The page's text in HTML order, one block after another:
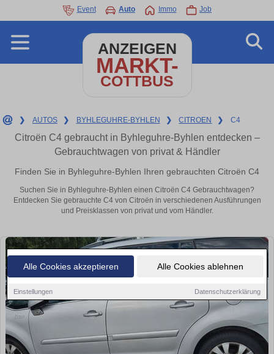
Alle Cookies akzeptieren Alle Cookies ablehnen
Einstellungen Datenschutzerklärung
Event Auto Immo Job
ANZEIGEN
MARKT-
COTTBUS
❯ AUTOS ❯ BYHLEGUHRE-BYHLEN ❯ CITROEN ❯ C4
Citroën C4 gebraucht in Byhleguhre-Byhlen entdecken –
Gebrauchtwagen von privat & Händler
Finden Sie in Byhleguhre-Byhlen Ihren gebrauchten Citroën C4
Suchen Sie in Byhleguhre-Byhlen einen Citroën C4 Gebrauchtwagen?
Entdecken Sie gebrauchte C4 von Citroën in verschiedenen Ausführungen
und Preisklassen von privat und vom Händler.